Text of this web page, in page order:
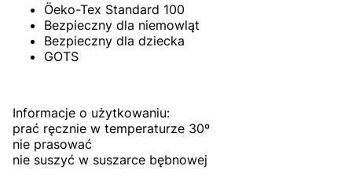
Öeko-Tex Standard 100
Bezpieczny dla niemowląt
Bezpieczny dla dziecka
GOTS
Informacje o użytkowaniu:
prać ręcznie w temperaturze 30º
nie prasować
nie suszyć w suszarce bębnowej